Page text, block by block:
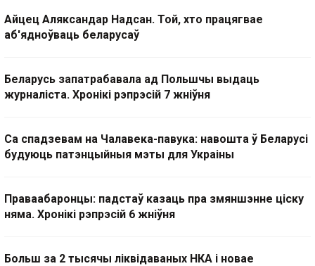
Айцец Аляксандар Надсан. Той, хто працягвае
аб'ядноўваць беларусаў
Беларусь запатрабавала ад Польшчы выдаць
журналіста. Хронікі рэпрэсій 7 жніўня
Са спадзевам на Чалавека-павука: навошта ў Беларусі
будуюць патэнцыйныя мэты для Украіны
Праваабаронцы: падстаў казаць пра змяншэнне ціску
няма. Хронікі рэпрэсій 6 жніўня
Больш за 2 тысячы ліквідаваных НКА і новае